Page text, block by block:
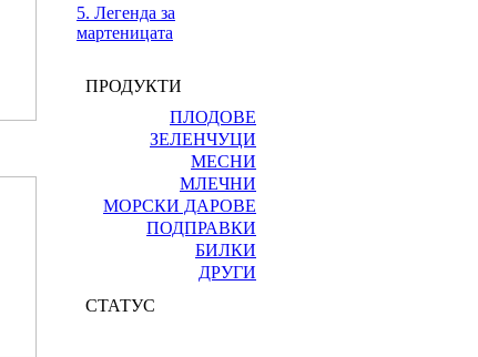
5. Легенда за
мартеницата
ПРОДУКТИ
ПЛОДОВЕ
ЗЕЛЕНЧУЦИ
МЕСНИ
МЛЕЧНИ
МОРСКИ ДАРОВЕ
ПОДПРАВКИ
БИЛКИ
ДРУГИ
СТАТУС